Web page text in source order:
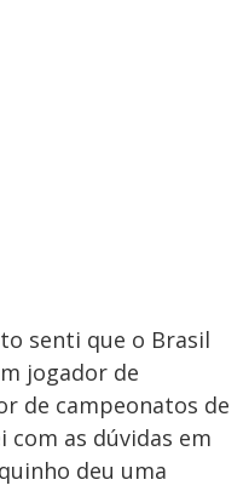
senti que o Brasil
jogador de
de campeonatos de
com as dúvidas em
deu uma